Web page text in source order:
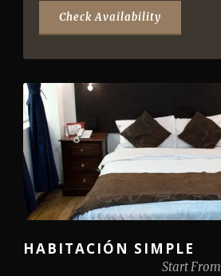
HABITACIÓN SIMPLE
Start From